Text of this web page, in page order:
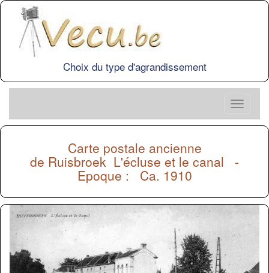
Choix du type d'agrandissement
Carte postale ancienne
de Ruisbroek L'écluse et le canal -
Epoque : Ca. 1910